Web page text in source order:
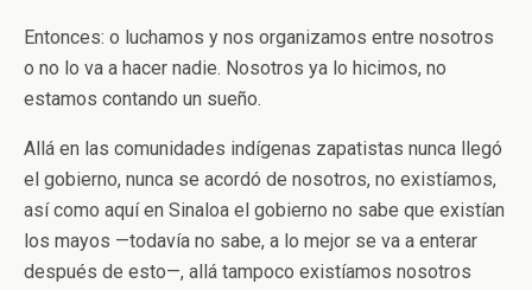
Entonces: o luchamos y nos organizamos entre nosotros
o no lo va a hacer nadie. Nosotros ya lo hicimos, no
estamos contando un sueño.
Allá en las comunidades indígenas zapatistas nunca llegó
el gobierno, nunca se acordó de nosotros, no existíamos,
así como aquí en Sinaloa el gobierno no sabe que existían
los mayos —todavía no sabe, a lo mejor se va a enterar
después de esto—, allá tampoco existíamos nosotros